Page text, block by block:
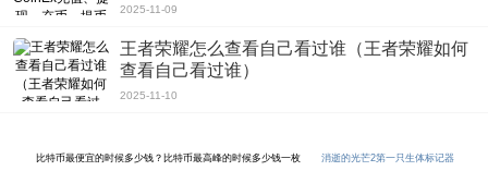
2025-11-09
王者荣耀怎么查看自己看过谁（王者荣耀如何
查看自己看过谁）
2025-11-10
比特币最便宜的时候多少钱？比特币最高峰的时候多少钱一枚 消逝的光芒2第一只生体标记器